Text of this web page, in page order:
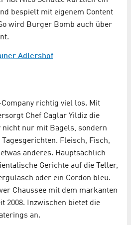
bespielt mit eigenem Content
wird Burger Bomb auch über
Adlershof
richtig viel los. Mit
Chef Caglar Yildiz die
nur mit Bagels, sondern
Fleisch, Fisch,
anderes. Hauptsächlich
Gerichte auf die Teller,
oder ein Cordon bleu.
Chaussee mit dem markanten
2008. Inzwischen bietet die
an.